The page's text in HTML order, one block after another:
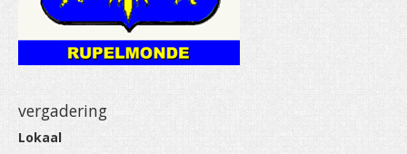
vergadering
Lokaal